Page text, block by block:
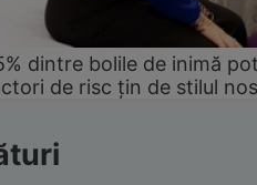
dintre bolile de inimă
de risc țin de stilul